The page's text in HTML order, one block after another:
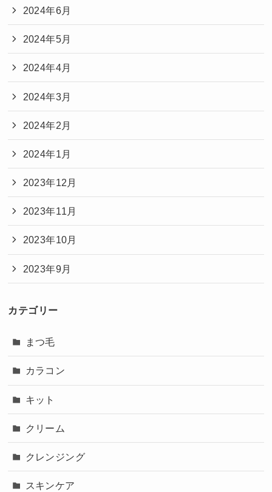
2024年6月
2024年5月
2024年4月
2024年3月
2024年2月
2024年1月
2023年12月
2023年11月
2023年10月
2023年9月
カテゴリー
まつ毛
カラコン
キット
クリーム
クレンジング
スキンケア